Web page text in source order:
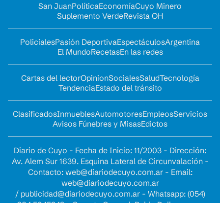
San JuanPolíticaEconomíaCuyo Minero
Suplemento VerdeRevista OH
PolicialesPasión DeportivaEspectáculosArgentina
El MundoRecetasEn las redes
Cartas del lectorOpinionSocialesSaludTecnología
TendenciaEstado del tránsito
ClasificadosInmueblesAutomotoresEmpleosServicios
Avisos Fúnebres y MisasEdictos
Diario de Cuyo - Fecha de Inicio: 11/2003 - Dirección:
Av. Alem Sur 1639. Esquina Lateral de Circunvalación -
Contacto: web@diariodecuyo.com.ar- Email:
web@diariodecuyo.com.ar
/ publicidad@diariodecuyo.com.ar- Whatsapp: (054)